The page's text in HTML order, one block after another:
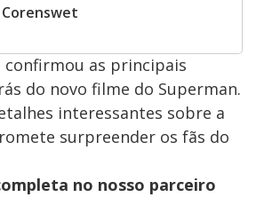
confirmou as principais
do novo filme do Superman.
interessantes sobre a
surpreender os fãs do
no nosso parceiro